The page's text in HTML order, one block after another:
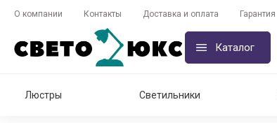
О компании Контакты Доставка и оплата Гарантия
Каталог
Люстры Светильники